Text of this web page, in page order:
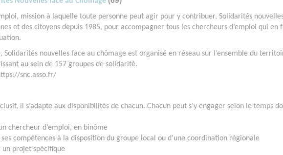
mission à laquelle toute personne peut agir pour y contribuer, Solidarités
et des citoyens depuis 1985, pour accompagner tous les chercheurs d’emploi qui en
Solidarités nouvelles face au chômage est organisé en réseau sur l’ensemble du
au sein de 157 groupes de solidarité.
snc.asso.fr/
il s’adapte aux disponibilités de chacun. Chacun peut s’y engager selon le temps
chercheur d’emploi, en binôme
compétences à la disposition du groupe local ou d’une coordination régionale
projet spécifique